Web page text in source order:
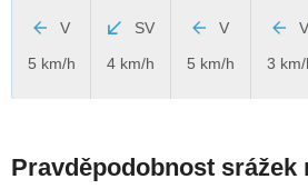
V
5 km/h
SV
4 km/h
V
5 km/h
V
3 km/
Pravděpodobnost srážek